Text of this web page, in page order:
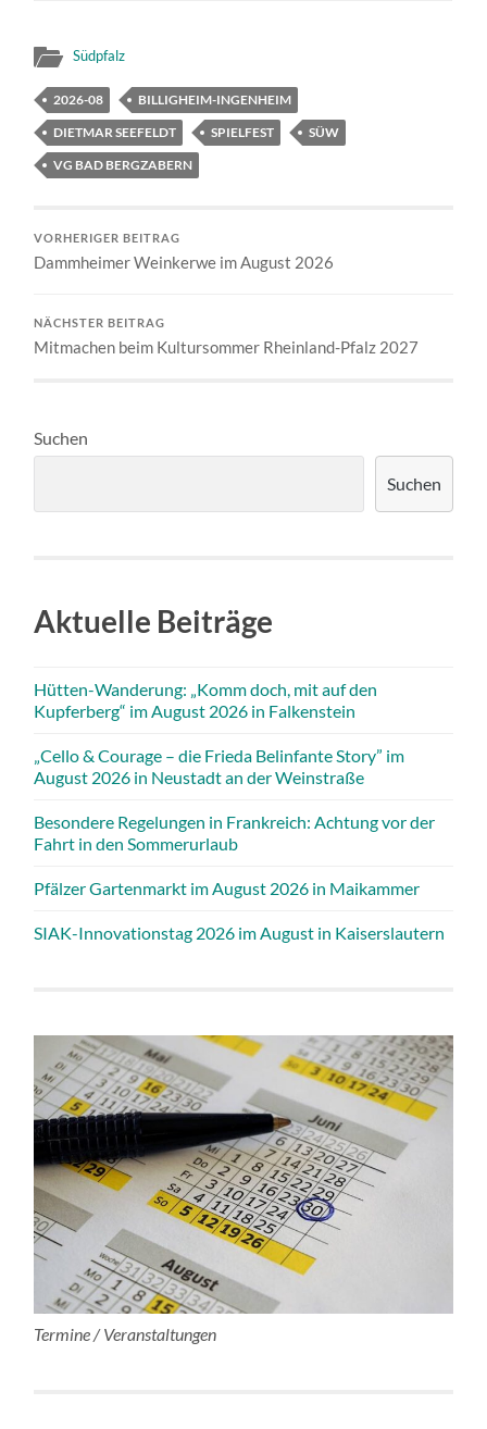
Südpfalz
2026-08
BILLIGHEIM-INGENHEIM
DIETMAR SEEFELDT
SPIELFEST
SÜW
VG BAD BERGZABERN
VORHERIGER BEITRAG
Dammheimer Weinkerwe im August 2026
NÄCHSTER BEITRAG
Mitmachen beim Kultursommer Rheinland-Pfalz 2027
Suchen
Suchen
Aktuelle Beiträge
Hütten-Wanderung: „Komm doch, mit auf den
Kupferberg“ im August 2026 in Falkenstein
„Cello & Courage – die Frieda Belinfante Story” im
August 2026 in Neustadt an der Weinstraße
Besondere Regelungen in Frankreich: Achtung vor der
Fahrt in den Sommerurlaub
Pfälzer Gartenmarkt im August 2026 in Maikammer
SIAK-Innovationstag 2026 im August in Kaiserslautern
Termine / Veranstaltungen